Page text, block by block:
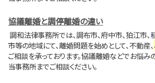
協議離婚と調停離婚の違い
調和法律事務所では、調布市、府中市、狛江市、
市等の地域にて、離婚問題を始めとして、不動産、
ご相談を承っております。協議離婚などでお悩み
当事務所までご相談ください。